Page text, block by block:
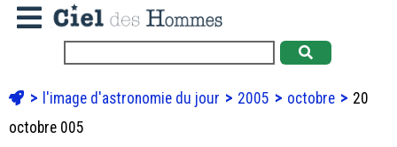
l'image d'astronomie du jour 2005 octobre
20
octobre 005